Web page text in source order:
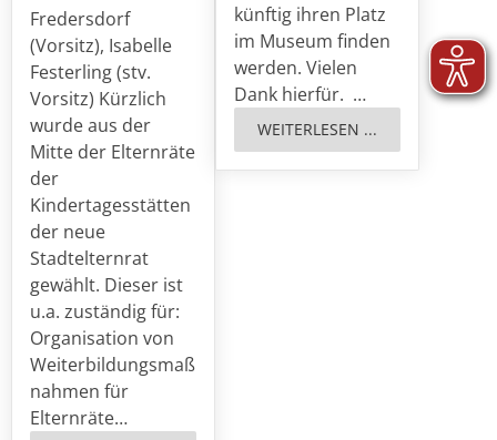
Fredersdorf
(Vorsitz), Isabelle
Festerling (stv.
Vorsitz) Kürzlich
wurde aus der
Mitte der Elternräte
der
Kindertagesstätten
der neue
Stadtelternrat
gewählt. Dieser ist
u.a. zuständig für:
Organisation von
Weiterbildungsmaß
nahmen für
Elternräte…
künftig ihren Platz
im Museum finden
werden. Vielen
Dank hierfür. …
WEITERLESEN ...